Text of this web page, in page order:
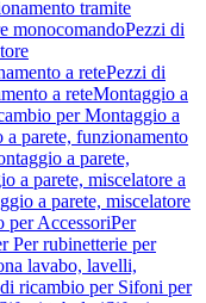
tramite
monocomandoPezzi di
a retePezzi di
a reteMontaggio a
per Montaggio a
a parete, funzionamento
a parete,
a parete, miscelatore a
a parete, miscelatore
per AccessoriPer
Per rubinetterie per
lavabo, lavelli,
ricambio per Sifoni per